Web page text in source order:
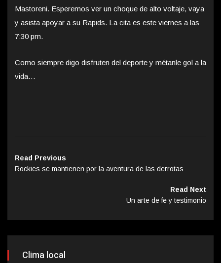
Mastoreni. Esperemos ver un choque de alto voltaje, vaya
y asista apoyar a su Rapids. La cita es este viernes a las
7:30 pm.
Como siempre digo disfruten del deporte y métanle gol a la
vida…
Read Previous
Rockies se mantienen por la aventura de las derrotas
Read Next
Un arte de fe y testimonio
Clima local